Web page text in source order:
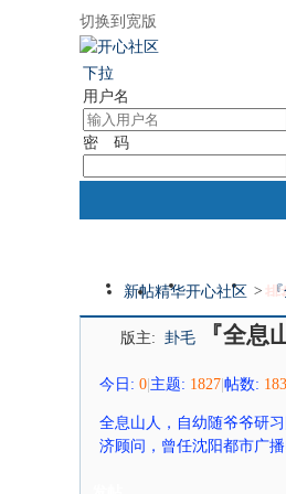
切换到宽版
下拉
用户名
密 码
门户
论坛 排
新帖精华开心社区 >
版主: 卦毛 『全息
今日: 0 主题: 1827 帖数:
全息山人，自幼随爷爷研
济顾问，曾任沈阳都市广